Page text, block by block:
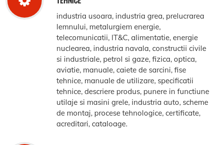
industria usoara, industria grea, prelucrarea
lemnului, metalurgiem energie,
telecomunicatii, IT&C, alimentatie, energie
nuclearea, industria navala, constructii civile
si industriale, petrol si gaze, fizica, optica,
aviatie, manuale, caiete de sarcini, fise
tehnice, manuale de utilizare, specificatii
tehnice, descriere produs, punere in functiune
utilaje si masini grele, industria auto, scheme
de montaj, procese tehnologice, certificate,
acreditari, cataloage.